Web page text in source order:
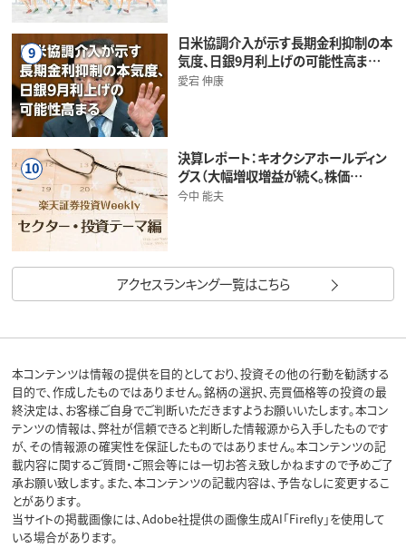
9
日米協調介入が示す長期金利抑制の本
気度、日銀9月利上げの可能性高ま…
愛宕 伸康
10
決算レポート：キオクシアホールディン
グス（大幅増収増益が続く。株価…
今中 能夫
アクセスランキング一覧はこちら
本コンテンツは情報の提供を目的としており、投資その他の行動を勧誘する
目的で、作成したものではありません。銘柄の選択、売買価格等の投資の最
終決定は、お客様ご自身でご判断いただきますようお願いいたします。本コン
テンツの情報は、弊社が信頼できると判断した情報源から入手したものです
が、その情報源の確実性を保証したものではありません。本コンテンツの記
載内容に関するご質問・ご照会等には一切お答え致しかねますので予めご了
承お願い致します。また、本コンテンツの記載内容は、予告なしに変更するこ
とがあります。
当サイトの掲載画像には、Adobe社提供の画像生成AI「Firefly」を使用して
いる場合があります。